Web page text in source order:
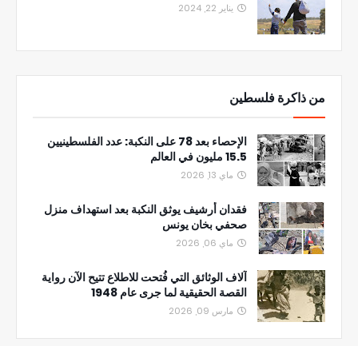
يناير 22, 2024
من ذاكرة فلسطين
الإحصاء بعد 78 على النكبة: عدد الفلسطينيين
15.5 مليون في العالم
ماي 13, 2026
فقدان أرشيف يوثق النكبة بعد استهداف منزل
صحفي بخان يونس
ماي 06, 2026
آلاف الوثائق التي فُتحت للاطلاع تتيح الآن رواية
القصة الحقيقية لما جرى عام 1948
مارس 09, 2026